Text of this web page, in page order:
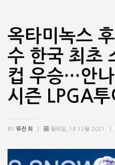
옥타미녹스
수 한국 최초
컵 우승…안
시즌 LPGA투
BY 유진 최 / 월요일, 13 12월 2021 /